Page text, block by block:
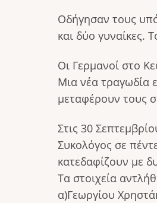
Οδήγησαν τους
και δύο γυναίκες.
Οι Γερμανοί στο
Μια νέα τραγωδία
μεταφέρουν τους
Στις 30
Συκολόγος σε
κατεδαφίζουν με
Τα στοιχεία
α)Γεωργίου